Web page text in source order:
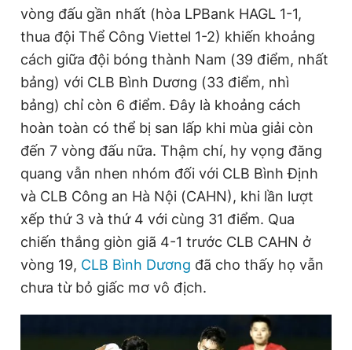
Thông tin tòa soạn Liên hệ quảng cáo
Đọc Thanh Niên trên điện thoại
Theo dõi báo trên
Hotline
0906 645 777
Liên hệ quảng cáo
0908 780 404
Tòa soạn Chính sách bảo
vòng đấu gần nhất (hòa LPBank HAGL 1-1,
thua đội Thể Công Viettel 1-2) khiến khoảng
cách giữa đội bóng thành Nam (39 điểm, nhất
bảng) với CLB Bình Dương (33 điểm, nhì
bảng) chỉ còn 6 điểm. Đây là khoảng cách
hoàn toàn có thể bị san lấp khi mùa giải còn
đến 7 vòng đấu nữa. Thậm chí, hy vọng đăng
quang vẫn nhen nhóm đối với CLB Bình Định
và CLB Công an Hà Nội (CAHN), khi lần lượt
xếp thứ 3 và thứ 4 với cùng 31 điểm. Qua
chiến thắng giòn giã 4-1 trước CLB CAHN ở
vòng 19, CLB Bình Dương đã cho thấy họ vẫn
chưa từ bỏ giấc mơ vô địch.